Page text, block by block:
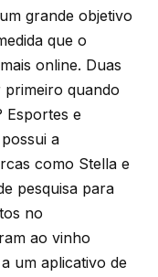
grande objetivo
que o
online. Duas
quando
Esportes e
a
como Stella e
pesquisa para
no
ao vinho
um aplicativo de